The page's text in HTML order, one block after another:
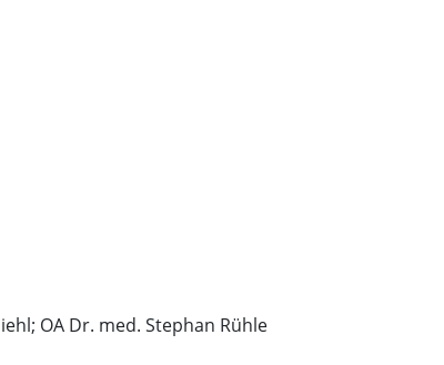
OA Dr. med. Stephan Rühle